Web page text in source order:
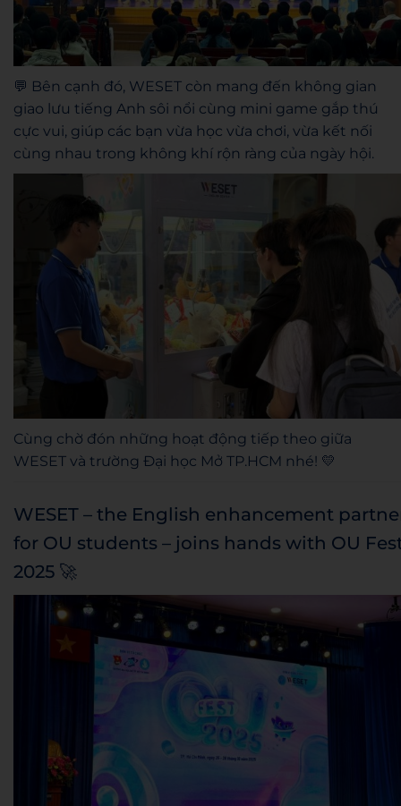
💬 Bên cạnh đó, WESET còn mang đến không gian
giao lưu tiếng Anh sôi nổi cùng mini game gắp thú
cực vui, giúp các bạn vừa học vừa chơi, vừa kết nối
cùng nhau trong không khí rộn ràng của ngày hội.
Cùng chờ đón những hoạt động tiếp theo giữa
WESET và trường Đại học Mở TP.HCM nhé! 💛
WESET – the English enhancement
for OU students – joins hands with OU
2025 🚀